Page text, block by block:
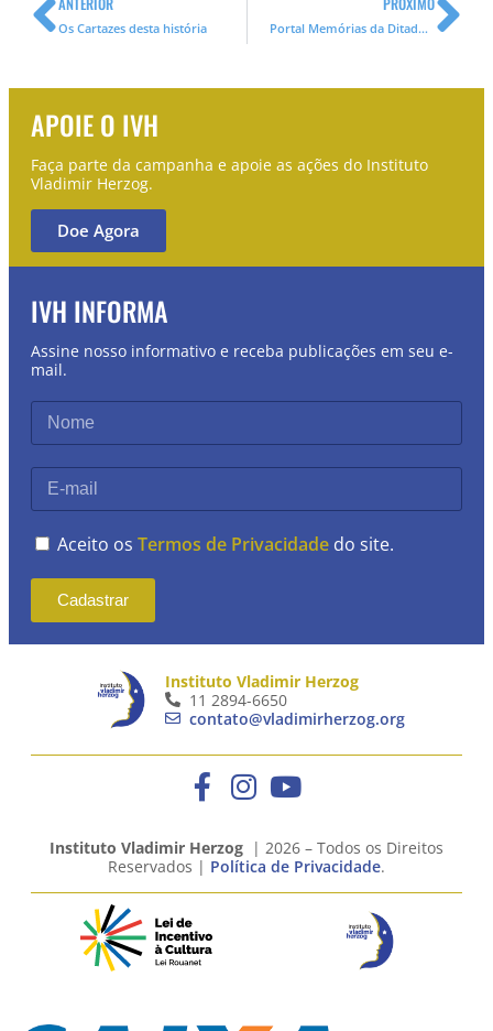
Os Cartazes desta história Portal Memórias da Ditadura
APOIE O IVH
Faça parte da campanha e apoie as ações do Instituto
Vladimir Herzog.
Doe Agora
IVH INFORMA
Assine nosso informativo e receba publicações em seu e-
mail.
Aceito os Termos de Privacidade do site.
Cadastrar
Instituto Vladimir Herzog
11 2894-6650
contato@vladimirherzog.org
Instituto Vladimir Herzog | 2026 – Todos os Direitos
Reservados | Política de Privacidade.